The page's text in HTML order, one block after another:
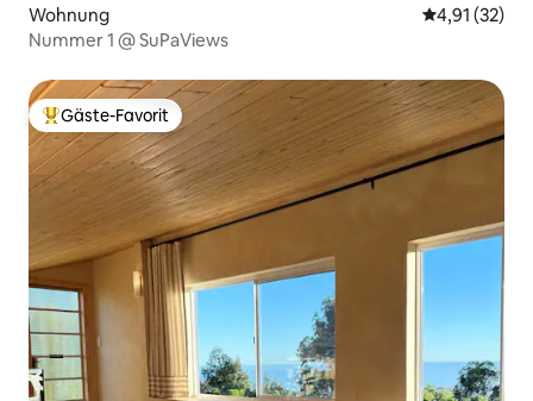
Wohnung
4,91 (32)
Nummer 1 @ SuPaViews
Beliebter Gäste-Favorit.
Gäste-Favorit